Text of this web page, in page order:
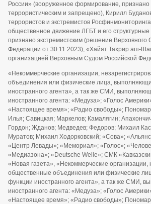
России» (вооруженное формирование,
террористическим и запрещено), Кирилл
террористов и экстремистов
общественное движение ЛГБТ и его
признано экстремистским (решение Верховного
Федерации от 30.11.2023), «Хайят Тахрир аш-
организацией Верховным Судом Российской
«Некоммерческие организации,
объединения или физические лица,
иностранного агента», а так же СМИ,
иностранного агента: «Медуза»; «Голос
«Настоящее время»; «Радио свободы»;
Илья; Савицкая; Маркелов; Камалягин;
Гордон; Жданов; Медведев; Федоров; Михаил
Муратов; Михаил Ходорковский; «Сова»;
«Центр Левады»; «Мемориал»; «Голос»;
«Медиазона»; «Deutsche Welle»; СМК
«Новая газета», «Некоммерческие организации,
общественные объединения или физические
функции иностранного агента», а так же СМИ,
иностранного агента: «Медуза»; «Голос
«Настоящее время»; «Радио свободы»;